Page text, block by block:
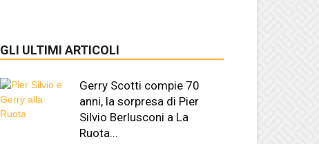
GLI ULTIMI ARTICOLI
Gerry Scotti compie 70
anni, la sorpresa di Pier
Silvio Berlusconi a La
Ruota...